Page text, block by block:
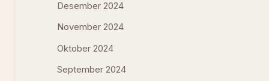
Desember 2024
November 2024
Oktober 2024
September 2024